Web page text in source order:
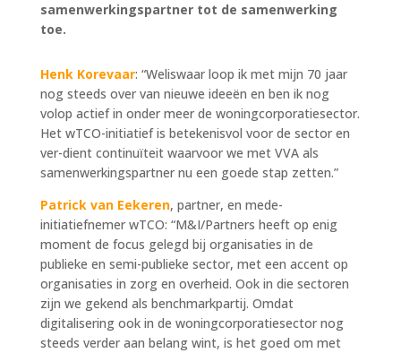
samenwerkingspartner tot de samenwerking
toe.
Henk Korevaar: “Weliswaar loop ik met mijn 70 jaar
nog steeds over van nieuwe ideeën en ben ik nog
volop actief in onder meer de woningcorporatiesector.
Het wTCO-initiatief is betekenisvol voor de sector en
ver-dient continuïteit waarvoor we met VVA als
samenwerkingspartner nu een goede stap zetten.”
Patrick van Eekeren, partner, en mede-
initiatiefnemer wTCO: “M&I/Partners heeft op enig
moment de focus gelegd bij organisaties in de
publieke en semi-publieke sector, met een accent op
organisaties in zorg en overheid. Ook in die sectoren
zijn we gekend als benchmarkpartij. Omdat
digitalisering ook in de woningcorporatiesector nog
steeds verder aan belang wint, is het goed om met